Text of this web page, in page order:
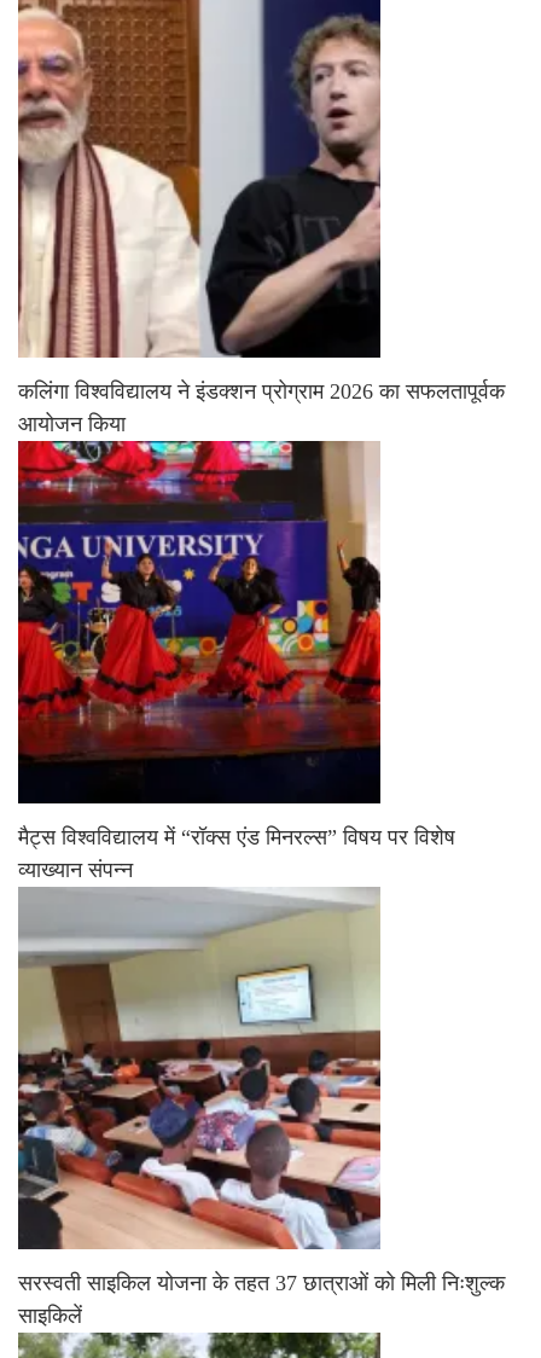
कलिंगा विश्वविद्यालय ने इंडक्शन प्रोग्राम 2026 का सफलतापूर्वक
आयोजन किया
मैट्स विश्वविद्यालय में “रॉक्स एंड मिनरल्स” विषय पर विशेष
व्याख्यान संपन्न
सरस्वती साइकिल योजना के तहत 37 छात्राओं को मिली निःशुल्क
साइकिलें